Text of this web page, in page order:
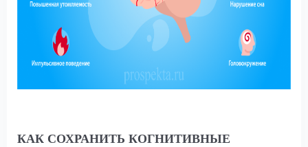
КАК СОХРАНИТЬ КОГНИТИВНЫЕ